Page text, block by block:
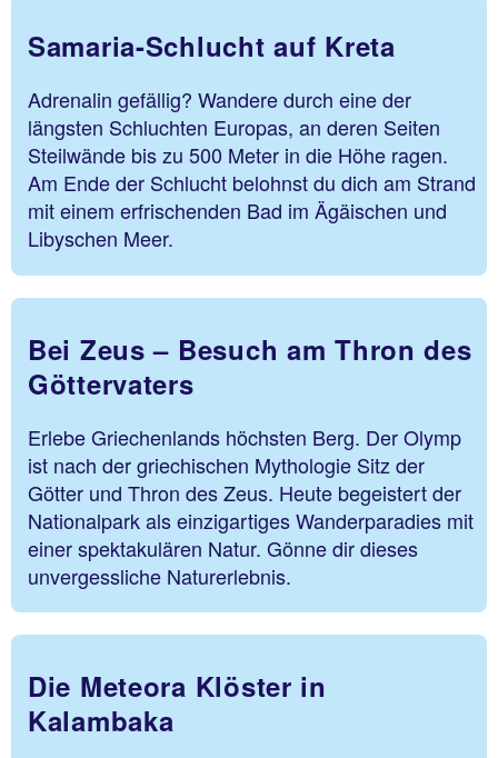
Samaria-Schlucht auf Kreta
Adrenalin gefällig? Wandere durch eine der
längsten Schluchten Europas, an deren Seiten
Steilwände bis zu 500 Meter in die Höhe ragen.
Am Ende der Schlucht belohnst du dich am Strand
mit einem erfrischenden Bad im Ägäischen und
Libyschen Meer.
Bei Zeus – Besuch am Thron des
Göttervaters
Erlebe Griechenlands höchsten Berg. Der Olymp
ist nach der griechischen Mythologie Sitz der
Götter und Thron des Zeus. Heute begeistert der
Nationalpark als einzigartiges Wanderparadies mit
einer spektakulären Natur. Gönne dir dieses
unvergessliche Naturerlebnis.
Die Meteora Klöster in
Kalambaka